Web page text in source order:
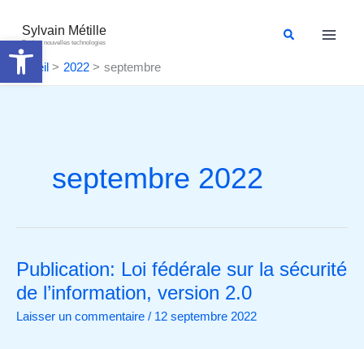
Ouvrir la barre d’outils
contenu
Sylvain Métille
Droit et nouvelles technologies
Rechercher
Accueil 2022 septembre
septembre 2022
Publication: Loi fédérale sur la sécurité
de l’information, version 2.0
Laisser un commentaire / 12 septembre 2022
Publication:
Loi
sur